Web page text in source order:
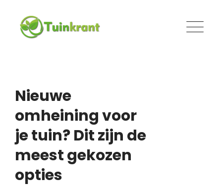
content
Nieuwe
omheining voor
je tuin? Dit zijn de
meest gekozen
opties